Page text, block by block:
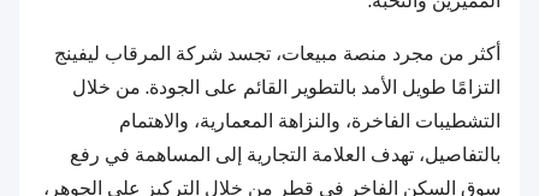
أكثر من مجرد منصة مبيعات، تجسد شركة المرقاب ليفينج
التزامًا طويل الأمد بالتطوير القائم على الجودة. من خلال
التشطيبات الفاخرة، والنزاهة المعمارية، والاهتمام
بالتفاصيل، تهدف العلامة التجارية إلى المساهمة في رفع
سوق السكن الفاخر في قطر من خلال التركيز على الجوهر،